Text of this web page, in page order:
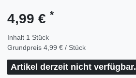
4,99 € *
Inhalt 1 Stück
Grundpreis 4,99 € / Stück
Artikel derzeit nicht verfügbar.